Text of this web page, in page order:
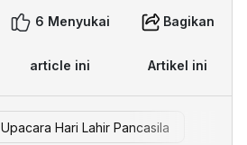
6 Menyukai
article ini
Bagikan
Artikel ini
Upacara Hari Lahir Pancasila